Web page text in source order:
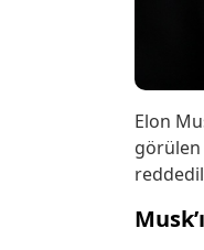
Elon
görülen